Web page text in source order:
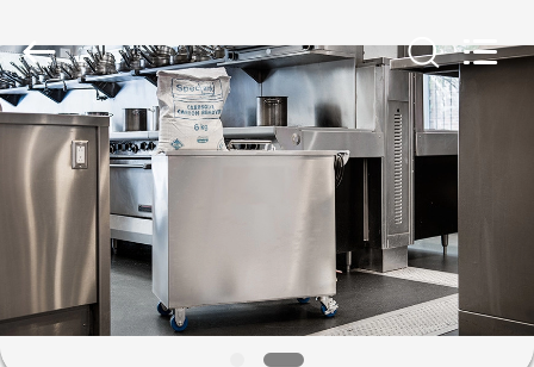
DOM
PRODUKTY
POKAZ
VR
limited.
All
Rights
Reserved.